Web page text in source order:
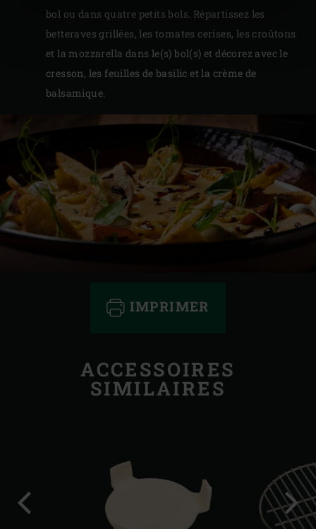
bol ou dans quatre petits bols. Répartissez les
betteraves grillées, les tomates cerises, les croûtons
et la mozzarella dans le(s) bol(s) et décorez avec le
cresson, les feuilles de basilic et la crème de
balsamique.
IMPRIMER
ACCESSOIRES
SIMILAIRES